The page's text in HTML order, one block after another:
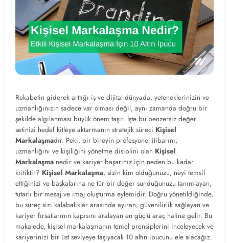
Rekabetin giderek arttığı iş ve dijital dünyada, yeteneklerinizin ve
uzmanlığınızın sadece var olması değil, aynı zamanda doğru bir
şekilde algılanması büyük önem taşır. İşte bu benzersiz değer
setinizi hedef kitleye aktarmanın stratejik süreci Kişisel
Markalaşmadır. Peki, bir bireyin profesyonel itibarını,
uzmanlığını ve kişiliğini yönetme disiplini olan Kişisel
Markalaşma nedir ve kariyer başarınız için neden bu kadar
kritiktir? Kişisel Markalaşma, sizin kim olduğunuzu, neyi temsil
ettiğinizi ve başkalarına ne tür bir değer sunduğunuzu tanımlayan,
tutarlı bir mesaj ve imaj oluşturma eylemidir. Doğru yönetildiğinde,
bu süreç sizi kalabalıklar arasında ayıran, güvenilirlik sağlayan ve
kariyer fırsatlarının kapısını aralayan en güçlü araç haline gelir. Bu
makalede, kişisel markalaşmanın temel prensiplerini inceleyecek ve
kariyerinizi bir üst seviyeye taşıyacak 10 altın ipucunu ele alacağız.